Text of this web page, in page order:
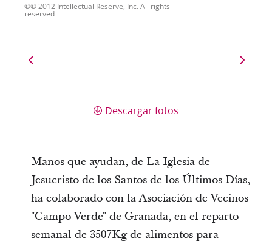
© 2012 Intellectual Reserve, Inc. All rights
reserved.
Descargar fotos
Manos que ayudan, de La Iglesia de
Jesucristo de los Santos de los Últimos Días,
ha colaborado con la Asociación de Vecinos
"Campo Verde" de Granada, en el reparto
semanal de 3507Kg de alimentos para